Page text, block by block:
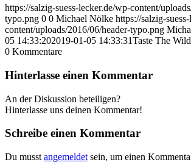
https://salzig-suess-lecker.de/wp-content/
typo.png 0 0 Michael Nölke https://salzig-
content/uploads/2016/06/header-typo.png
05 14:33:202019-01-05 14:33:31Taste The
0 Kommentare
Hinterlasse einen Kommentar
An der Diskussion beteiligen?
Hinterlasse uns deinen Kommentar!
Schreibe einen Kommentar
Du musst angemeldet sein, um einen